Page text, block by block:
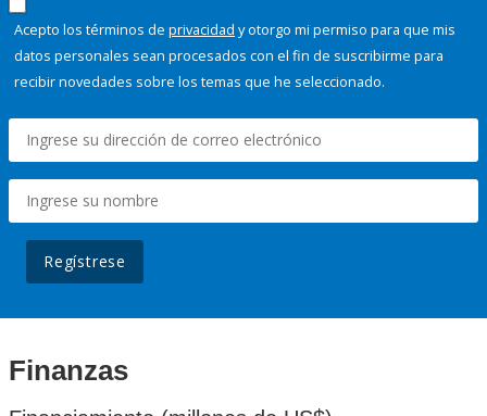
Acepto los términos de privacidad y otorgo mi permiso para que mis
datos personales sean procesados con el fin de suscribirme para
recibir novedades sobre los temas que he seleccionado.
Regístrese
Finanzas